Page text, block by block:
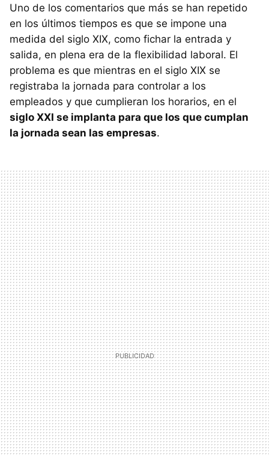
Uno de los comentarios que más se han repetido
en los últimos tiempos es que se impone una
medida del siglo XIX, como fichar la entrada y
salida, en plena era de la flexibilidad laboral. El
problema es que mientras en el siglo XIX se
registraba la jornada para controlar a los
empleados y que cumplieran los horarios, en el
siglo XXI se implanta para que los que cumplan
la jornada sean las empresas.